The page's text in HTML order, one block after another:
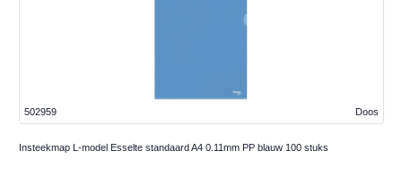
Doos
502959
Insteekmap L-model Esselte standaard A4 0.11mm PP blauw 100 stuks